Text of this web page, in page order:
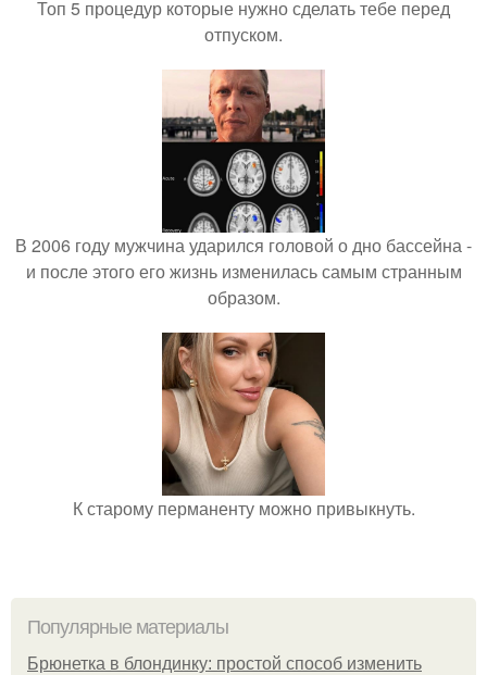
Топ 5 процедур которые нужно сделать тебе перед
отпуском.
В 2006 году мужчина ударился головой о дно бассейна -
и после этого его жизнь изменилась самым странным
образом.
К старому перманенту можно привыкнуть.
Популярные материалы
Брюнетка в блондинку: простой способ изменить